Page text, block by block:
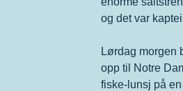
og det var
Lørdag morgen
opp til Notre
fiske-lunsj på